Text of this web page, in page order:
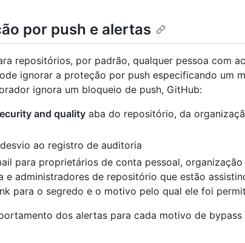
por push e alertas
repositórios, por padrão, qualquer pessoa com
ignorar a proteção por push especificando um
ignora um bloqueio de push, GitHub:
and quality aba do repositório, da
ao registro de auditoria
para proprietários de conta pessoal, organização
e administradores de repositório que estão
para o segredo e o motivo pelo qual ele foi
dos alertas para cada motivo de bypass